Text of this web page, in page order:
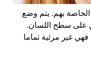
الخاصة بهم. يتم وضع
على سطح اللسان.
غير مرئية تماما